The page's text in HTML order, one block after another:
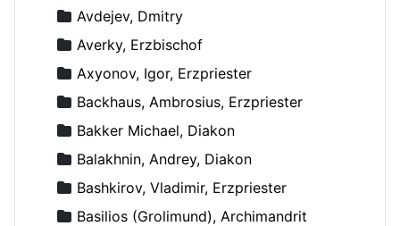
Avdejev, Dmitry
Averky, Erzbischof
Axyonov, Igor, Erzpriester
Backhaus, Ambrosius, Erzpriester
Bakker Michael, Diakon
Balakhnin, Andrey, Diakon
Bashkirov, Vladimir, Erzpriester
Basilios (Grolimund), Archimandrit